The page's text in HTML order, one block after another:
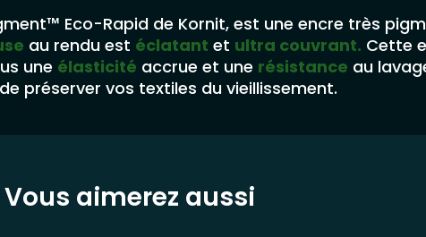
Eco-Rapid de Kornit, est une encre très
au rendu est éclatant et ultra couvrant. Cette
une élasticité accrue et une résistance au
préserver vos textiles du vieillissement.
Vous aimerez aussi